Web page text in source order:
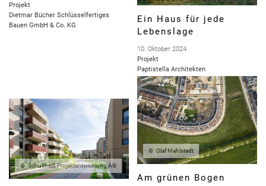
Projekt
Dietmar Bücher Schlüsselfertiges
Bauen GmbH & Co. KG
Ein Haus für jede
Lebenslage
10. Oktober 2024
Projekt
Paptistella Architekten
Schultheiß Projektentwicklung AG
Olaf Mahlstedt
Am grünen Bogen